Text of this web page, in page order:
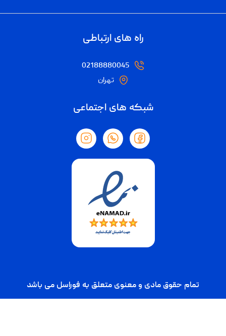
راه های ارتباطی
02188880045
تهران
شبکه های اجتماعی
تمام حقوق مادی و معنوی متعلق به فوراسل می باشد